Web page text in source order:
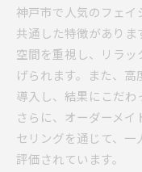
神戸市で人気のフェ
共通した特徴がありま
空間を重視し、リラ
げられます。また、
導入し、結果にこだわ
さらに、オーダーメ
セリングを通じて、一
評価されています。